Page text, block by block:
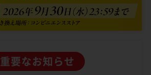
重要なお知らせ